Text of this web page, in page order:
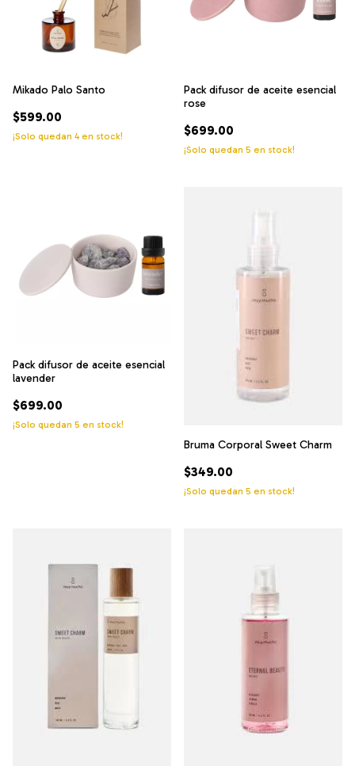
Mikado Palo Santo
$599.00
¡Solo quedan 4en stock!
Pack difusor de aceite esencial
rose
$699.00
¡Solo quedan 5 en stock!
Pack difusor de aceite esencial
lavender
$699.00
¡Solo quedan 5 en stock!
Bruma Corporal Sweet Charm
$349.00
¡Solo quedan 5 en stock!